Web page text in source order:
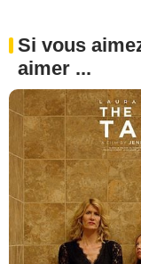
Si vous
aimer ...